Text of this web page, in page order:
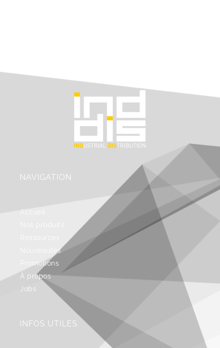
NAVIGATION
Accueil
Nouveautés
Promotions
À propos
Jobs
INFOS UTILES